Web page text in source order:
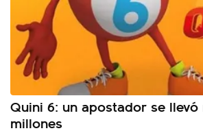
Quini 6: un apostador se llevó
millones